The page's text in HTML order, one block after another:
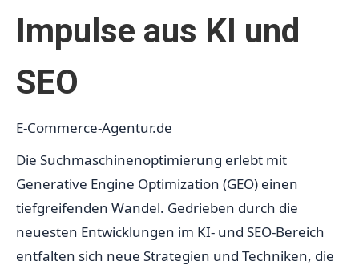
Impulse aus KI und
SEO
E-Commerce-Agentur.de
Die Suchmaschinenoptimierung erlebt mit
Generative Engine Optimization (GEO) einen
tiefgreifenden Wandel. Gedrieben durch die
neuesten Entwicklungen im KI- und SEO-Bereich
entfalten sich neue Strategien und Techniken, die